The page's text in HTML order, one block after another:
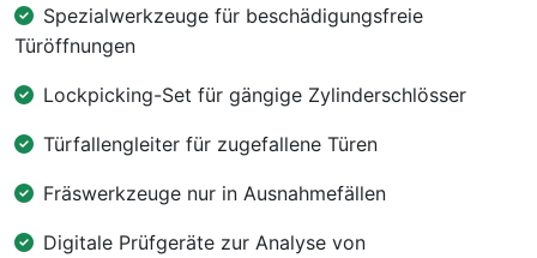
Spezialwerkzeuge für beschädigungsfreie
Türöffnungen
Lockpicking-Set für gängige Zylinderschlösser
Türfallengleiter für zugefallene Türen
Fräswerkzeuge nur in Ausnahmefällen
Digitale Prüfgeräte zur Analyse von